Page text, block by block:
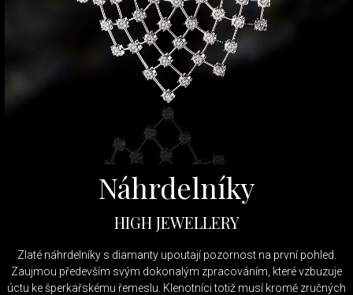
Náhrdelníky
HIGH JEWELLERY
Zlaté náhrdelníky s diamanty upoutají pozornost na první pohled.
Zaujmou především svým dokonalým zpracováním, které vzbuzuje
úctu ke šperkařskému řemeslu. Klenotníci totiž musí kromě zručných